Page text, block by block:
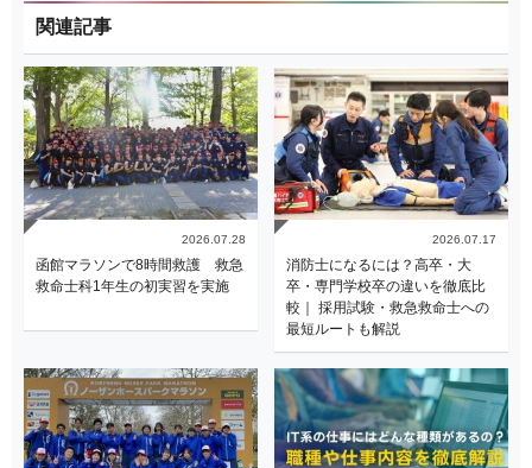
関連記事
2026.07.28
函館マラソンで8時間救護 救急
救命士科1年生の初実習を実施
2026.07.17
消防士になるには？高卒・大
卒・専門学校卒の違いを徹底比
較｜ 採用試験・救急救命士への
最短ルートも解説